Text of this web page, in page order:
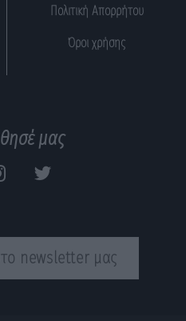
Πολιτική Απορρήτου
Όροι χρήσης
μας
newsletter μας